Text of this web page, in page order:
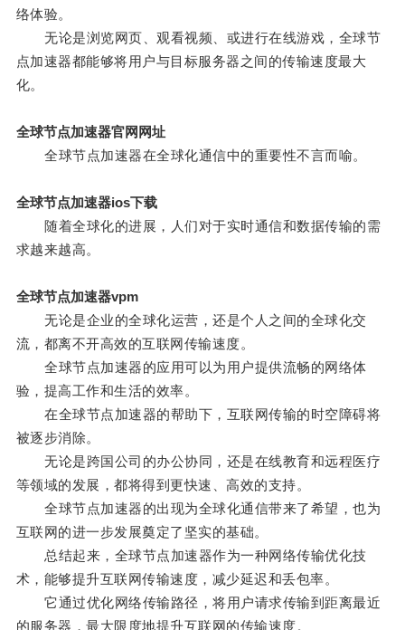
络体验。
无论是浏览网页、观看视频、或进行在线游戏，全球节
点加速器都能够将用户与目标服务器之间的传输速度最大
化。
全球节点加速器官网网址
全球节点加速器在全球化通信中的重要性不言而喻。
全球节点加速器ios下载
随着全球化的进展，人们对于实时通信和数据传输的需
求越来越高。
全球节点加速器vpm
无论是企业的全球化运营，还是个人之间的全球化交
流，都离不开高效的互联网传输速度。
全球节点加速器的应用可以为用户提供流畅的网络体
验，提高工作和生活的效率。
在全球节点加速器的帮助下，互联网传输的时空障碍将
被逐步消除。
无论是跨国公司的办公协同，还是在线教育和远程医疗
等领域的发展，都将得到更快速、高效的支持。
全球节点加速器的出现为全球化通信带来了希望，也为
互联网的进一步发展奠定了坚实的基础。
总结起来，全球节点加速器作为一种网络传输优化技
术，能够提升互联网传输速度，减少延迟和丢包率。
它通过优化网络传输路径，将用户请求传输到距离最近
的服务器，最大限度地提升互联网的传输速度。